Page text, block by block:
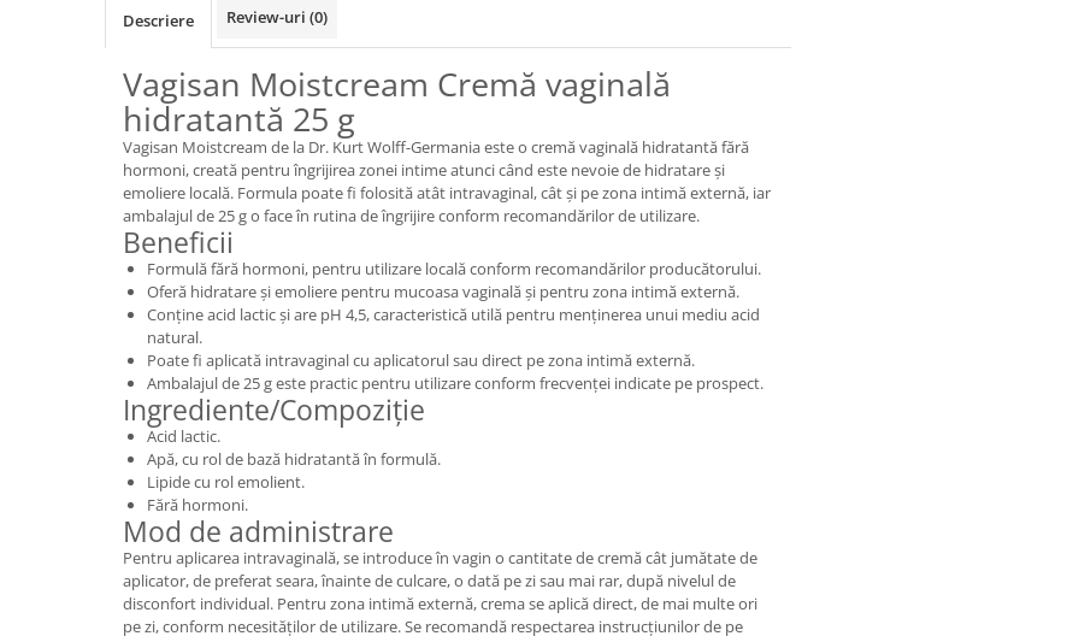
Descriere Review-uri (0)
Vagisan Moistcream Cremă vaginală
hidratantă 25 g
Vagisan Moistcream de la Dr. Kurt Wolff-Germania este o cremă vaginală hidratantă fără
hormoni, creată pentru îngrijirea zonei intime atunci când este nevoie de hidratare și
emoliere locală. Formula poate fi folosită atât intravaginal, cât și pe zona intimă externă, iar
ambalajul de 25 g o face în rutina de îngrijire conform recomandărilor de utilizare.
Beneficii
Formulă fără hormoni, pentru utilizare locală conform recomandărilor producătorului.
Oferă hidratare și emoliere pentru mucoasa vaginală și pentru zona intimă externă.
Conține acid lactic și are pH 4,5, caracteristică utilă pentru menținerea unui mediu acid
natural.
Poate fi aplicată intravaginal cu aplicatorul sau direct pe zona intimă externă.
Ambalajul de 25 g este practic pentru utilizare conform frecvenței indicate pe prospect.
Ingrediente/Compoziție
Acid lactic.
Apă, cu rol de bază hidratantă în formulă.
Lipide cu rol emolient.
Fără hormoni.
Mod de administrare
Pentru aplicarea intravaginală, se introduce în vagin o cantitate de cremă cât jumătate de
aplicator, de preferat seara, înainte de culcare, o dată pe zi sau mai rar, după nivelul de
disconfort individual. Pentru zona intimă externă, crema se aplică direct, de mai multe ori
pe zi, conform necesităților de utilizare. Se recomandă respectarea instrucțiunilor de pe